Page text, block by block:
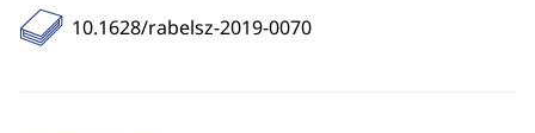
10.1628/rabelsz-2019-0070